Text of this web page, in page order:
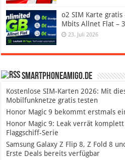
o2 SIM Karte
Mbits Allnet Flat –
23. Juli 2026
SmartphoneAmigo.de
Kostenlose SIM-Karten 2026: Mit
Mobilfunknetze gratis testen
Honor Magic 9 bekommt erstmals
Honor Magic 9: Leak verrät
Flaggschiff-Serie
Samsung Galaxy Z Flip 8, Z Fold 8
Erste Deals bereits verfügbar